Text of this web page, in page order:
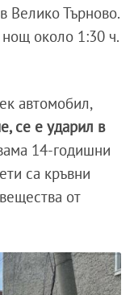
Велико Търново.
около 1:30 ч.
автомобил,
се е ударил в
14-годишни
са кръвни
от